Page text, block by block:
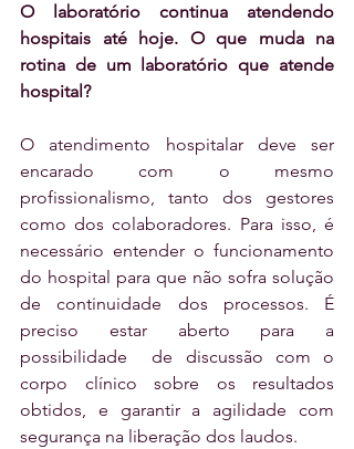
O laboratório continua atendendo
hospitais até hoje. O que muda na
rotina de um laboratório que atende
hospital?
O atendimento hospitalar deve ser
encarado com o mesmo
profissionalismo, tanto dos gestores
como dos colaboradores. Para isso, é
necessário entender o funcionamento
do hospital para que não sofra solução
de continuidade dos processos. É
preciso estar aberto para a
possibilidade  de discussão com o
corpo clínico sobre os resultados
obtidos, e garantir a agilidade com
segurança na liberação dos laudos.